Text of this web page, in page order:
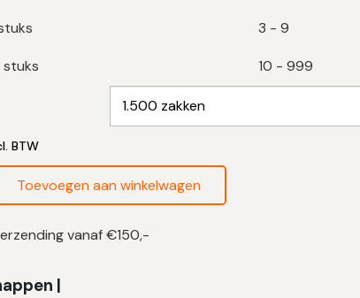
3 - 9
stuks 10 - 999
BTW
Toevoegen aan winkelwagen
vanaf €150,-
|